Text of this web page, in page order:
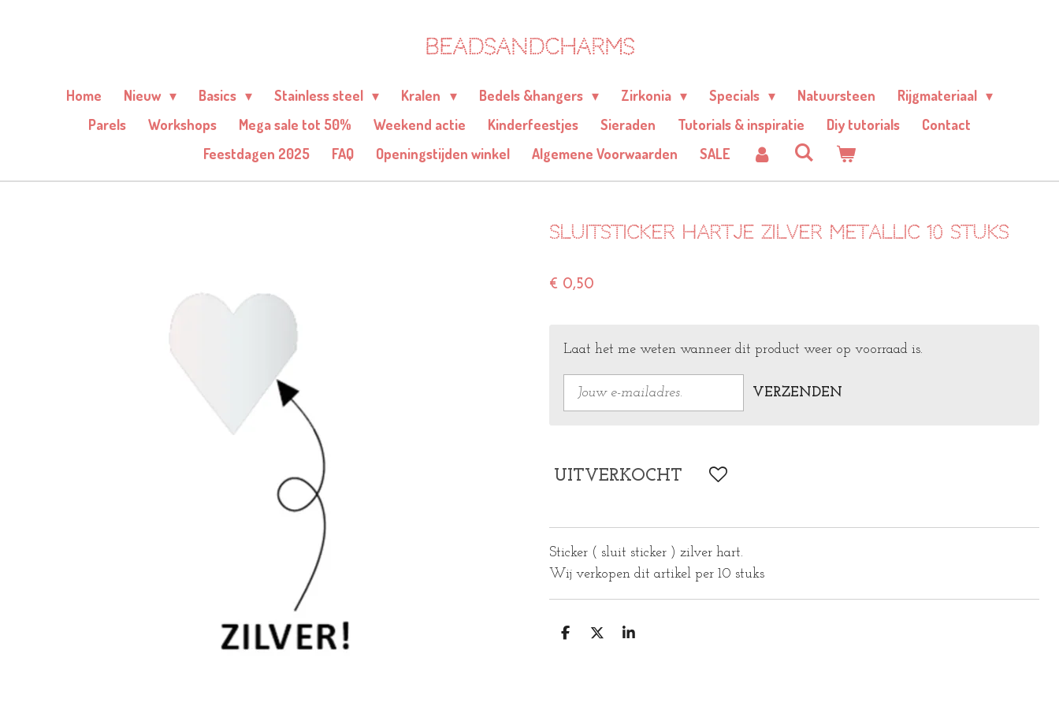
hoofdinhoud
BEADSANDCHARMS
Home Nieuw Basics Stainless steel Kralen Bedels &hangers Zirkonia Specials Natuursteen
Rijgmateriaal
Parels
Workshops Mega sale tot 50% Weekend actie Kinderfeestjes Sieraden Tutorials & inspiratie Diy tutorials
Contact
Feestdagen 2025
FAQ Openingstijden winkel Algemene Voorwaarden SALE
Sluitsticker hartje zilver metallic 10 stuks
€ 0,50
Laat het me weten wanneer dit product weer op voorraad is.
VERZENDEN
UITVERKOCHT
Sticker ( sluit sticker ) zilver hart.
Wij verkopen dit artikel per 10 stuks
D
D
S